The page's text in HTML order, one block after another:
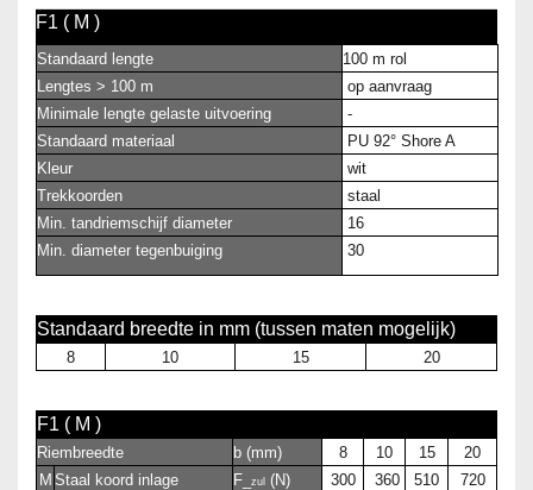
F1 ( M )
Standaard lengte
100 m rol
Lengtes > 100 m
op aanvraag
Minimale lengte gelaste uitvoering
-
Standaard materiaal
PU 92° Shore A
Kleur
wit
Trekkoorden
staal
Min. tandriemschijf diameter
16
Min. diameter tegenbuiging
30
Standaard breedte in mm (tussen maten mogelijk)
8 10 15 20
F1 ( M )
Riembreedte b (mm) 8 10 15
20
M Staal koord inlage F_ zul (N) 300 360 510
720